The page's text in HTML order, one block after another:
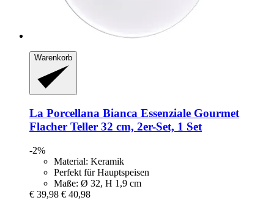
Warenkorb
La Porcellana Bianca Essenziale Gourmet
Flacher Teller 32 cm, 2er-​Set, 1 Set
-2%
Material: Keramik
Perfekt für Hauptspeisen
Maße: Ø 32, H 1,9 cm
€ 39,98 € 40,98